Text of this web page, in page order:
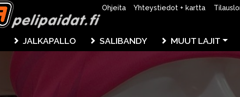
Ohjeita Yhteystiedot + kartta
JALKAPALLO SALIBANDY MUUT LAJIT